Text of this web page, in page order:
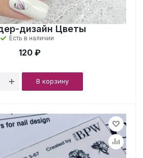
дизайн Цветы
Есть в наличии
120 ₽
В корзину